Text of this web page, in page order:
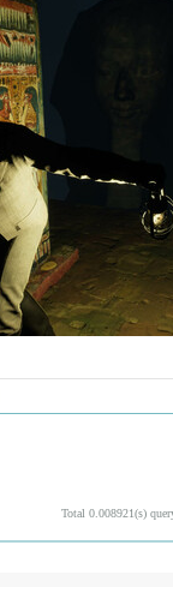
Total 0.008921(s)